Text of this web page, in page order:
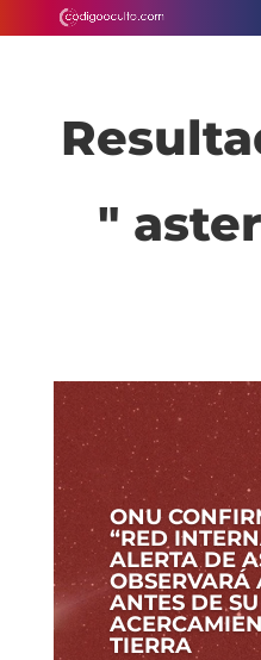
"
ONU
“RED
ALERTA DE
OBSERVARÁ
ANTES DE SU
TIERRA